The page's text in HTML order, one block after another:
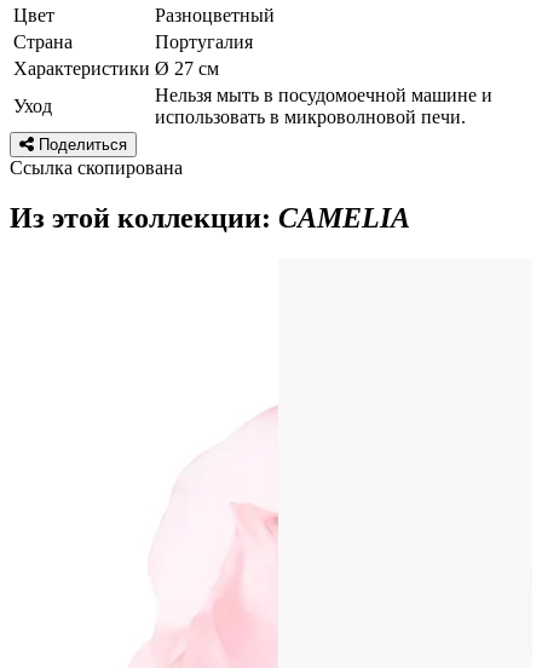
Цвет
Разноцветный
Страна
Португалия
Характеристики Ø 27 см
Уход
Нельзя мыть в посудомоечной машине и
использовать в микроволновой печи.
Поделиться
Ссылка скопирована
Из этой коллекции: CAMELIA